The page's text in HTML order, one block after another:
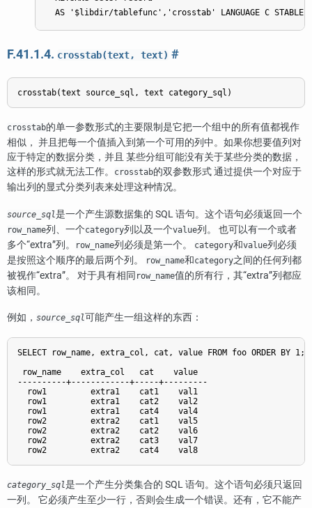
F.41.1.4. crosstab(text, text) #
crosstab的单一参数形式的主要限制是它把一个组中的所有值都视作
相似， 并且把每一个值插入到第一个可用的列中。如果你想要值列对
应于特定的数据分类，并且 某些分组可能没有关于某些分类的数据，
这样的形式就无法工作。
crosstab的双参数形式 通过提供一个对应于
输出列的显式分类列表来处理这种情况。
source_sql是一个产生源数据集的 SQL 语句。这个语句必须返回一个
row_name列、一个category列以及一个value列。 也可以有一个或者
多个“extra”列。 row_name列必须是第一个。 category和value列必须
是按照这个顺序的最后两个列。
row_name和category之间的任何列都
被视作“extra”。 对于具有相同 row_name值的所有行，其“extra”列都应
该相同。
例如， source_sql可能产生一组这样的东西：
SELECT row_name, extra_col, cat, value FROM foo ORDER BY 1;
row_name    extra_col   cat    value
----------+------------+-----+---------
  row1         extra1    cat1    val1
  row1         extra1    cat2    val2
  row1         extra1    cat4    val4
  row2         extra2    cat1    val5
  row2         extra2    cat2    val6
  row2         extra2    cat3    val7
category_sql是一个产生分类集合的 SQL 语句。这个语句必须只返回
一列。 它必须产生至少一行，否则会生成一个错误。还有，它不能产